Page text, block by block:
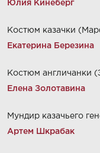
Юлия Кинеберг
Костюм казачки
Екатерина Березина
Костюм англичанки
Елена Золотавина
Мундир казачьего
Артем Шкрабак